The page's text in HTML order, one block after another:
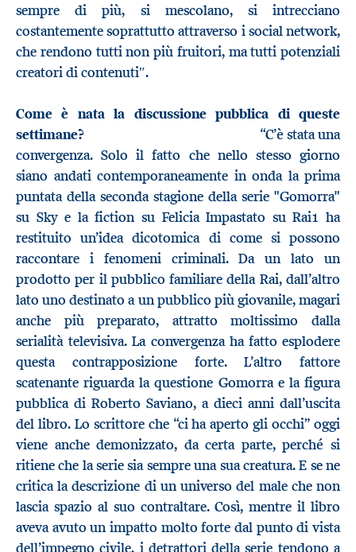
sempre di più, si mescolano, si intrecciano
costantemente soprattutto attraverso i social network,
che rendono tutti non più fruitori, ma tutti potenziali
creatori di contenuti″.
Come è nata la discussione pubblica di queste
settimane?
“C’è stata una
convergenza. Solo il fatto che nello stesso giorno
siano andati contemporaneamente in onda la prima
puntata della seconda stagione della serie "Gomorra"
su Sky e la fiction su Felicia Impastato su Rai1 ha
restituito un’idea dicotomica di come si possono
raccontare i fenomeni criminali. Da un lato un
prodotto per il pubblico familiare della Rai, dall’altro
lato uno destinato a un pubblico più giovanile, magari
anche più preparato, attratto moltissimo dalla
serialità televisiva. La convergenza ha fatto esplodere
questa contrapposizione forte. L’altro fattore
scatenante riguarda la questione Gomorra e la figura
pubblica di Roberto Saviano, a dieci anni dall’uscita
del libro. Lo scrittore che “ci ha aperto gli occhi” oggi
viene anche demonizzato, da certa parte, perché si
ritiene che la serie sia sempre una sua creatura. E se ne
critica la descrizione di un universo del male che non
lascia spazio al suo contraltare. Così, mentre il libro
aveva avuto un impatto molto forte dal punto di vista
dell’impegno civile, i detrattori della serie tendono a